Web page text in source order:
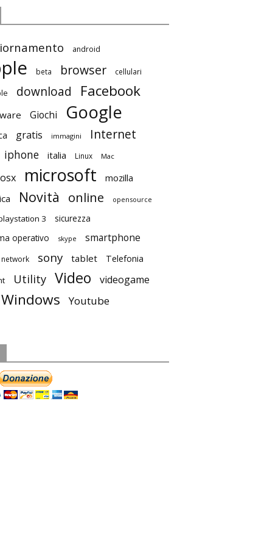
android
beta browser cellulari
download Facebook
Giochi Google
gratis immagini Internet
iphone italia Linux Mac
microsoft
mozilla
Novità online opensource
3
sicurezza
operativo
skype smartphone
sony tablet Telefonia
Utility Video videogame
Windows Youtube